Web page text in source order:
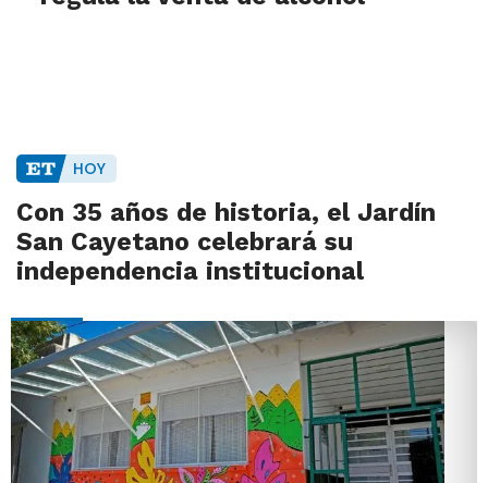
HOY
Con 35 años de historia, el Jardín
San Cayetano celebrará su
independencia institucional